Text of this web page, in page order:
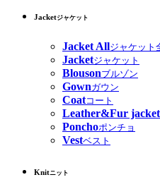
Jacketジャケット
Jacket Allジャケット
Jacketジャケット
Blousonブルゾン
Gownガウン
Coatコート
Leather&Fur jacket
Ponchoポンチョ
Vestベスト
Knitニット